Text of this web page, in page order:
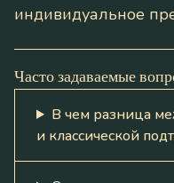
индивидуальное
Часто задаваемые
В чем разница
и классической